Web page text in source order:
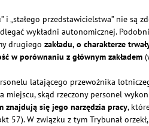
i „stałego przedstawicielstwa” nie
wykładni autonomicznej.
drugiego zakładu, o charakterze
w porównaniu z głównym zakładem
latającego przewoźnika
skąd rzeczony personel
znajdują się jego narzędzia pracy,
57). W związku z tym Trybunał